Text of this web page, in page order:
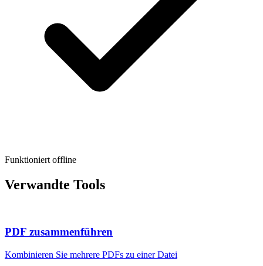
Funktioniert offline
Verwandte Tools
PDF zusammenführen
Kombinieren Sie mehrere PDFs zu einer Datei